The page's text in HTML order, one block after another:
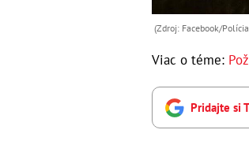
(Zdroj: Facebook/
Viac o téme:
Pridajte si